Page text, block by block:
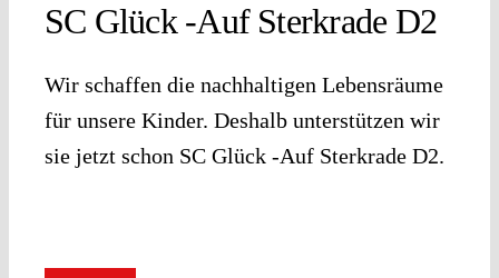
SC Glück -Auf Sterkrade D2
Wir schaffen die nachhaltigen Lebensräume
für unsere Kinder. Deshalb unterstützen wir
sie jetzt schon SC Glück -Auf Sterkrade D2.